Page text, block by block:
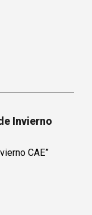
Invierno